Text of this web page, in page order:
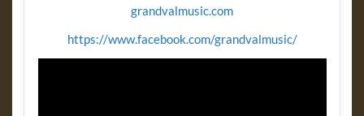
grandvalmusic.com
https://www.facebook.com/grandvalmusic/